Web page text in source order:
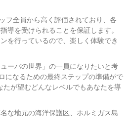
フ全員から高く評価されており、各
導を受けられることを保証します。
を行っているので、楽しく体験でき
ーバの世界」の一員になりたいと考
になるための最終ステップの準備がで
たが望むどんなレベルでもあなたを導
な地元の海洋保護区、ホルミガス島